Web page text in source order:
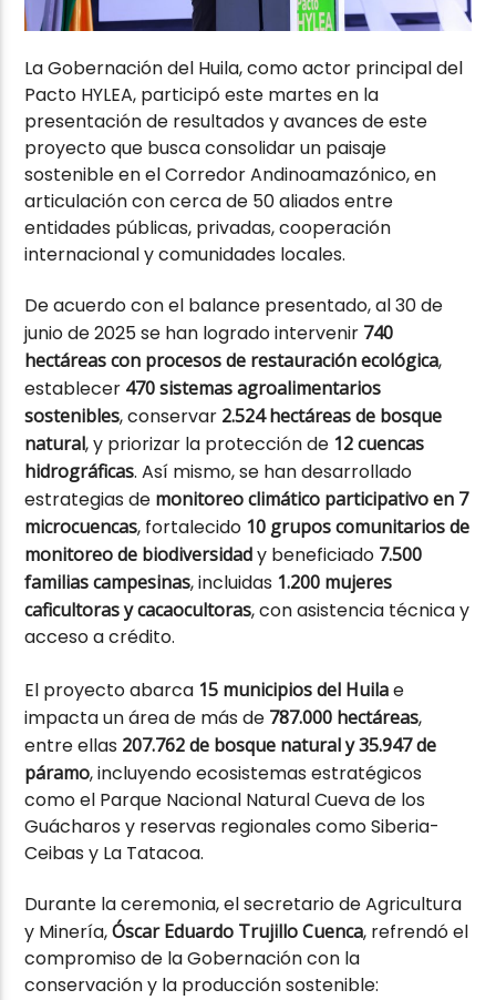
La Gobernación del Huila, como actor principal del
Pacto HYLEA, participó este martes en la
presentación de resultados y avances de este
proyecto que busca consolidar un paisaje
sostenible en el Corredor Andinoamazónico, en
articulación con cerca de 50 aliados entre
entidades públicas, privadas, cooperación
internacional y comunidades locales.
De acuerdo con el balance presentado, al 30 de
junio de 2025 se han logrado intervenir 740
hectáreas con procesos de restauración ecológica,
establecer 470 sistemas agroalimentarios
sostenibles, conservar 2.524 hectáreas de bosque
natural, y priorizar la protección de 12 cuencas
hidrográficas. Así mismo, se han desarrollado
estrategias de monitoreo climático participativo en 7
microcuencas, fortalecido 10 grupos comunitarios de
monitoreo de biodiversidady beneficiado 7.500
familias campesinas, incluidas 1.200 mujeres
caficultoras y cacaocultoras, con asistencia técnica y
acceso a crédito.
El proyecto abarca 15 municipios del Huilae
impacta un área de más de 787.000 hectáreas,
entre ellas 207.762 de bosque natural y 35.947 de
páramo, incluyendo ecosistemas estratégicos
como el Parque Nacional Natural Cueva de los
Guácharos y reservas regionales como Siberia-
Ceibas y La Tatacoa.
Durante la ceremonia, el secretario de Agricultura
y Minería,Óscar Eduardo Trujillo Cuenca, refrendó el
compromiso de la Gobernación con la
conservación y la producción sostenible: